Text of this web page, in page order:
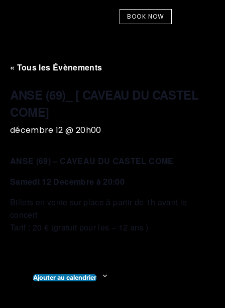
BOOK NOW
« Tous les Évènements
ANSE (69)_ [ CAVEAU DU CASTEL
COME]
décembre 12 @ 20h00
ANSE (69) – CAVEAU DU CASTEL COME
Samedi 12 Decembre à 20:00
Billets en vente sur place à partir de 1h avant le
concert
Tarif : 20 € (gratuit pour les – 12 ans )
Ajouter au calendrier